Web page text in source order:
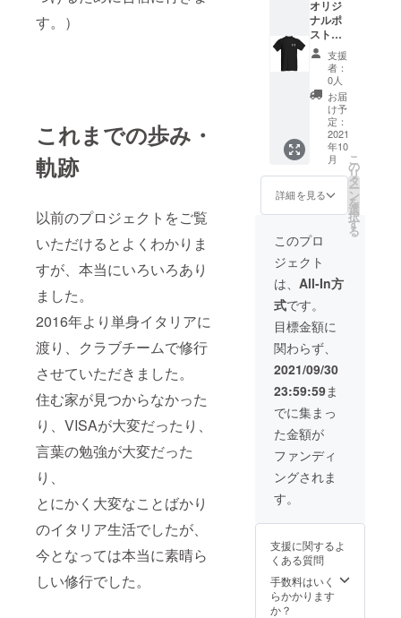
す。）
これまでの歩み・
軌跡
以前のプロジェクトをご覧
いただけるとよくわかりま
すが、本当にいろいろあり
ました。
2016年より単身イタリアに
渡り、クラブチームで修行
させていただきました。
住む家が見つからなかった
り、VISAが大変だったり、
言葉の勉強が大変だった
り、
とにかく大変なことばかり
のイタリア生活でしたが、
今となっては本当に素晴ら
しい修行でした。
インAも
しくはB
からお
選びく
ださ
い。
（青い
方がAで
山の方
がBで
す。）
備考欄
にAもし
くはBと
お書き
くださ
い。
オリジ
ナルポ
スト
カード
（デザ
インC
池）と
オリジ
ナル
トート
バッグ
とクシ
プロT
シャツ
を差し
上げま
す。
トート
バッグ
はデザ
インAも
しくはB
からお
選びく
ださ
い。
（青い
方がAで
山の方
がBで
す。）
備考欄
にAもし
くはB、
のサイ
L XL か
らお選
びいた
だき、
お書き
支援
者：
0人
お届
け予
定：
2021
年10
月
詳細を見る
こ
の
リ
タ
ー
ン
を
選
択
す
る
このプロ
ジェクト
は、 All-In方
式です。
目標金額に
関わらず、
2021/09/30
23:59:59ま
でに集まっ
た金額が
ファンディ
ングされま
す。
支援に関するよ
くある質問
手数料はいく
らかかります
か？